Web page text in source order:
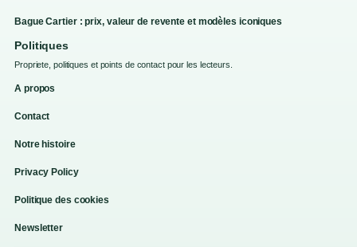
Bague Cartier : prix, valeur de revente et modèles iconiques
Politiques
Propriete, politiques et points de contact pour les lecteurs.
A propos
Contact
Notre histoire
Privacy Policy
Politique des cookies
Newsletter